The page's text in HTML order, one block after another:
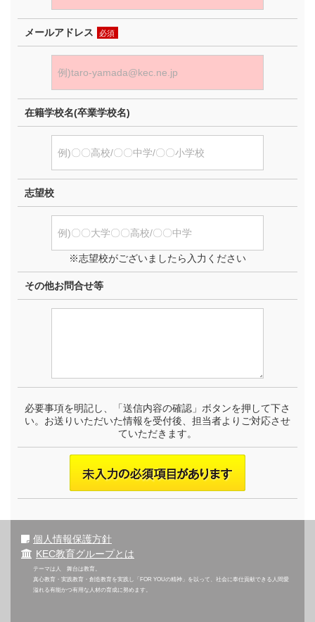
メールアドレス 必須
在籍学校名(卒業学校名)
志望校
※志望校がございましたら入力ください
その他お問合せ等
必要事項を明記し、「送信内容の確認」ボタンを押して下さ
い。お送りいただいた情報を受付後、担当者よりご対応させ
ていただきます。
個人情報保護方針
KEC教育グループとは
テーマは人 舞台は教育。
真心教育・実践教育・創造教育を実践し「FOR YOUの精神」を以って、社会に奉仕貢献できる人間愛
溢れる有能かつ有用な人材の育成に努めます。